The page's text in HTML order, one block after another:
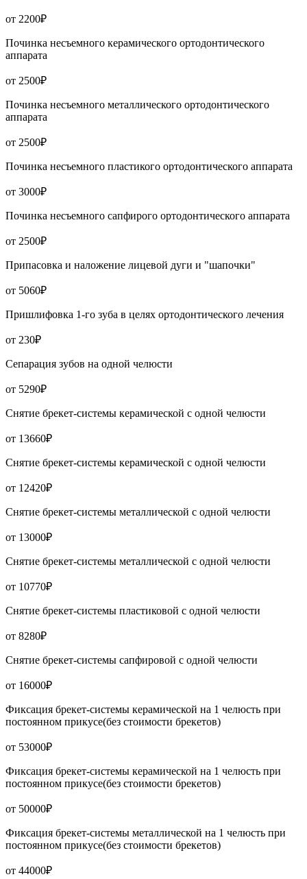
от 2200₽
Починка несъемного керамического ортодонтического
аппарата
от 2500₽
Починка несъемного металлического ортодонтического
аппарата
от 2500₽
Починка несъемного пластикого ортодонтического аппарата
от 3000₽
Починка несъемного сапфирого ортодонтического аппарата
от 2500₽
Припасовка и наложение лицевой дуги и "шапочки"
от 5060₽
Пришлифовка 1-го зуба в целях ортодонтического лечения
от 230₽
Сепарация зубов на одной челюсти
от 5290₽
Снятие брекет-системы керамической с одной челюсти
от 13660₽
Снятие брекет-системы керамической с одной челюсти
от 12420₽
Снятие брекет-системы металлической с одной челюсти
от 13000₽
Снятие брекет-системы металлической с одной челюсти
от 10770₽
Снятие брекет-системы пластиковой с одной челюсти
от 8280₽
Снятие брекет-системы сапфировой с одной челюсти
от 16000₽
Фиксация брекет-системы керамической на 1 челюсть при
постоянном прикусе(без стоимости брекетов)
от 53000₽
Фиксация брекет-системы керамической на 1 челюсть при
постоянном прикусе(без стоимости брекетов)
от 50000₽
Фиксация брекет-системы металлической на 1 челюсть при
постоянном прикусе(без стоимости брекетов)
от 44000₽